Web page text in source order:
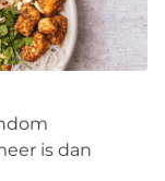
is dan